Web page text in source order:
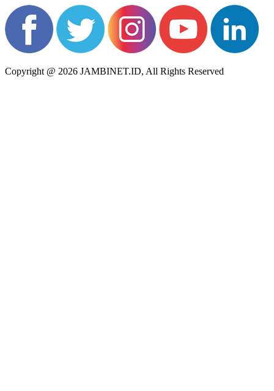
Copyright @ 2026 JAMBINET.ID, All Rights Reserved